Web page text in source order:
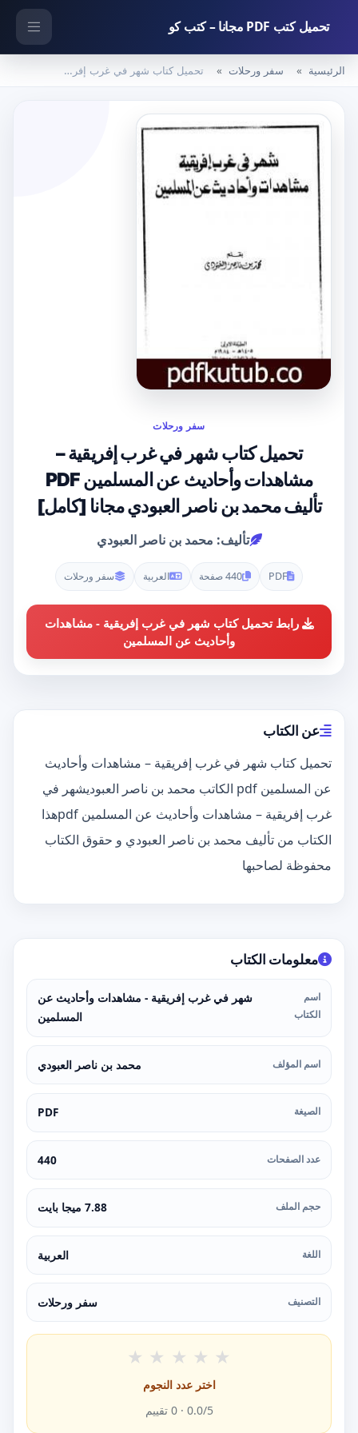
تحميل كتب PDF مجانا – كتب كو
الرئيسية سفر ورحلات تحميل كتاب شهر في غرب إفريقية – مشاهدات وأحاديث عن المسلمين PDF تأليف محمد بن ناصر العبودي مجانا [كامل]
سفر ورحلات
تحميل كتاب شهر في غرب إفريقية –
مشاهدات وأحاديث عن المسلمين PDF
تأليف محمد بن ناصر العبودي مجانا [كامل]
تأليف: محمد بن ناصر العبودي
PDF 440 صفحة العربية سفر ورحلات
رابط تحميل كتاب شهر في غرب إفريقية - مشاهدات
وأحاديث عن المسلمين
عن الكتاب
تحميل كتاب شهر في غرب إفريقية – مشاهدات وأحاديث
عن المسلمين pdf الكاتب محمد بن ناصر العبوديشهر في
غرب إفريقية – مشاهدات وأحاديث عن المسلمين pdfهذا
الكتاب من تأليف محمد بن ناصر العبودي و حقوق الكتاب
محفوظة لصاحبها
معلومات الكتاب
اسم
الكتاب
شهر في غرب إفريقية - مشاهدات وأحاديث عن
المسلمين
اسم المؤلف محمد بن ناصر العبودي
الصيغة PDF
عدد الصفحات 440
حجم الملف 7.88 ميجا بايت
اللغة العربية
التصنيف سفر ورحلات
★ ★ ★ ★ ★
اختر عدد النجوم
0.0/5 ·
0 تقييم